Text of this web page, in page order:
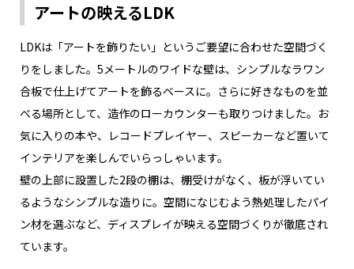
アートの映えるLDK
LDKは「アートを飾りたい」というご要望に合わせた空間づく
りをしました。5メートルのワイドな壁は、シンプルなラワン
合板で仕上げてアートを飾るベースに。さらに好きなものを並
べる場所として、造作のローカウンターも取りつけました。お
気に入りの本や、レコードプレイヤー、スピーカーなど置いて
インテリアを楽しんでいらっしゃいます。
壁の上部に設置した2段の棚は、棚受けがなく、板が浮いてい
るようなシンプルな造りに。空間になじむよう熱処理したパイ
ン材を選ぶなど、ディスプレイが映える空間づくりが徹底され
ています。